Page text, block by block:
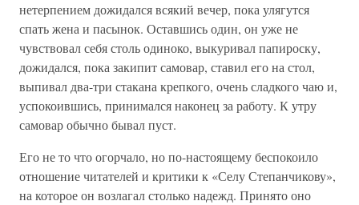
нетерпением дожидался всякий вечер, пока улягутся
спать жена и пасынок. Оставшись один, он уже не
чувствовал себя столь одиноко, выкуривал папироску,
дожидался, пока закипит самовар, ставил его на стол,
выпивал два-три стакана крепкого, очень сладкого чаю и,
успокоившись, принимался наконец за работу. К утру
самовар обычно бывал пуст.
Его не то что огорчало, но по-настоящему беспокоило
отношение читателей и критики к «Селу Степанчикову»,
на которое он возлагал столько надежд. Принято оно